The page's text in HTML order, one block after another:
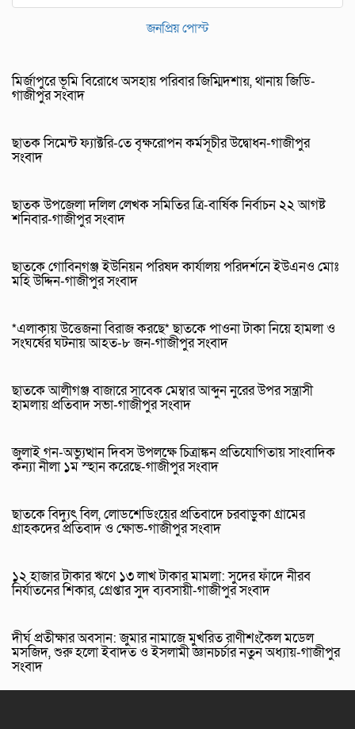
জনপ্রিয় পোস্ট
মির্জাপুরে ভূমি বিরোধে অসহায় পরিবার জিম্মিদশায়, থানায় জিডি-
গাজীপুর সংবাদ
ছাতক সিমেন্ট ফ্যাক্টরি-তে বৃক্ষরোপন কর্মসূচীর উদ্বোধন-গাজীপুর
সংবাদ
ছাতক উপজেলা দলিল লেখক সমিতির ত্রি-বার্ষিক নির্বাচন ২২ আগষ্ট
শনিবার-গাজীপুর সংবাদ
ছাতকে গোবিনগঞ্জ ইউনিয়ন পরিষদ কার্যালয় পরিদর্শনে ইউএনও মোঃ
মহি উদ্দিন-গাজীপুর সংবাদ
*এলাকায় উত্তেজনা বিরাজ করছে* ছাতকে পাওনা টাকা নিয়ে হামলা ও
সংঘর্ষের ঘটনায় আহত-৮ জন-গাজীপুর সংবাদ
ছাতকে আলীগঞ্জ বাজারে সাবেক মেম্বার আব্দুন নুরের উপর সন্ত্রাসী
হামলায় প্রতিবাদ সভা-গাজীপুর সংবাদ
জুলাই গন-অভ্যুত্থান দিবস উপলক্ষে চিত্রাঙ্কন প্রতিযোগিতায় সাংবাদিক
কন্যা নীলা ১ম স্হান করেছে-গাজীপুর সংবাদ
ছাতকে বিদ্যুৎ বিল, লোডশেডিংয়ের প্রতিবাদে চরবাড়ুকা গ্রামের
গ্রাহকদের প্রতিবাদ ও ক্ষোভ-গাজীপুর সংবাদ
১২ হাজার টাকার ঋণে ১৩ লাখ টাকার মামলা: সুদের ফাঁদে নীরব
নির্যাতনের শিকার, গ্রেপ্তার সুদ ব্যবসায়ী-গাজীপুর সংবাদ
দীর্ঘ প্রতীক্ষার অবসান: জুমার নামাজে মুখরিত রাণীশংকৈল মডেল
মসজিদ, শুরু হলো ইবাদত ও ইসলামী জ্ঞানচর্চার নতুন অধ্যায়-গাজীপুর
সংবাদ